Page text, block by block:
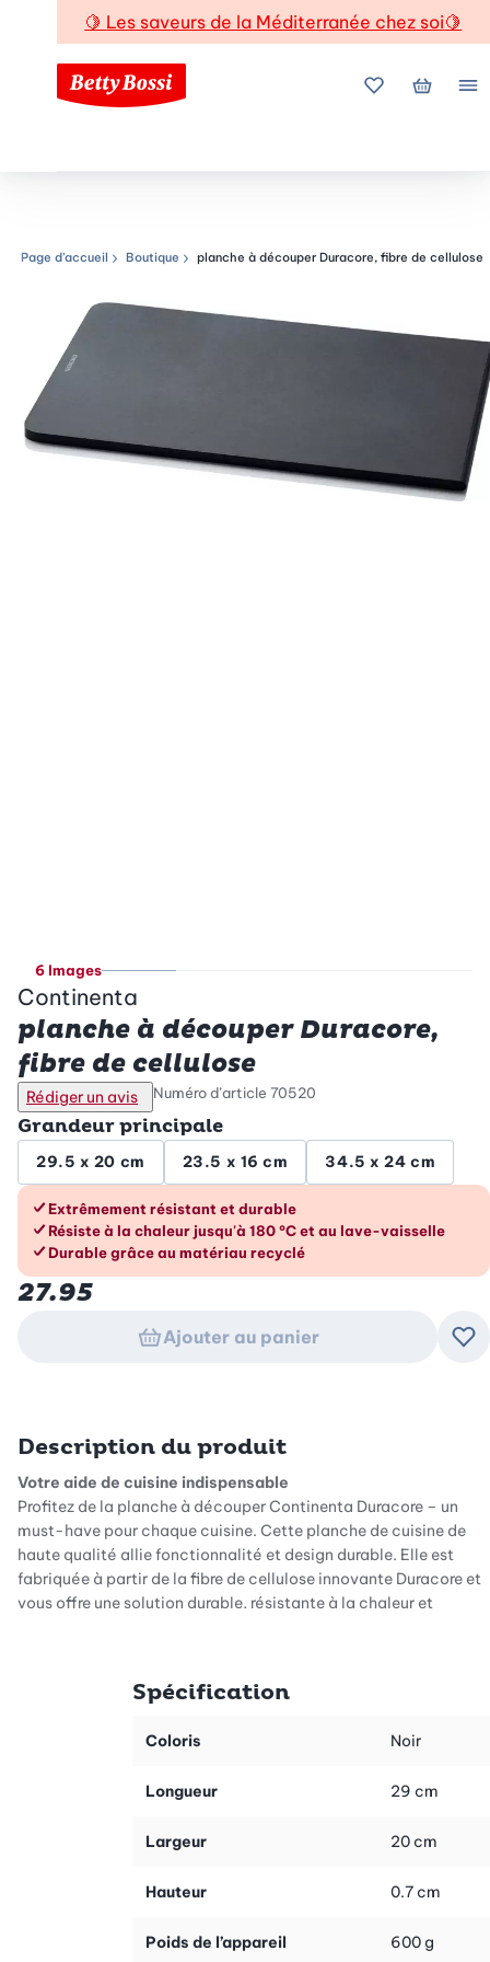
🍋 Les saveurs de la Méditerranée chez soi🍋
Mes favoris
Mon
Chemin de navigation
Page d’accueil Boutique planche à découper Duracore, fibre de cellulose
6 Images
Continenta
planche à découper Duracore,
fibre de cellulose
Rédiger un avis Numéro d’article 70520
Grandeur principale
29.5 x 20 cm 23.5 x 16 cm 34.5 x 24 cm
Les avantages en un coup d’œil
Extrêmement résistant et durable
Résiste à la chaleur jusqu'à 180 °C et au lave-vaisselle
Durable grâce au matériau recyclé
27.95
Ajouter au panier
Description du produit
Votre aide de cuisine indispensable
Profitez de la planche à découper Continenta Duracore – un
must-have pour chaque cuisine. Cette planche de cuisine de
haute qualité allie fonctionnalité et design durable. Elle est
fabriquée à partir de la fibre de cellulose innovante Duracore et
vous offre une solution durable, résistante à la chaleur et
vos préparations culinaires !
Robuste et durable : les avantages des matériaux
extrêmement résistante. Les fibres de cellulose très solides la
ainsi une multitude de possibilités d'utilisation. En même
vos couteaux de cuisine. Avec un taux de recyclage de 80 %,
de l'environnement. Découvrez chaque jour la combinaison de
Spécification
Coloris Noir
Longueur 29 cm
Largeur 20 cm
Hauteur 0.7 cm
Poids de l’appareil 600 g